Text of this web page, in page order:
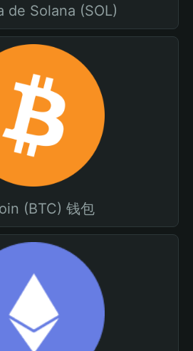
de Solana (SOL)
(BTC) 钱包